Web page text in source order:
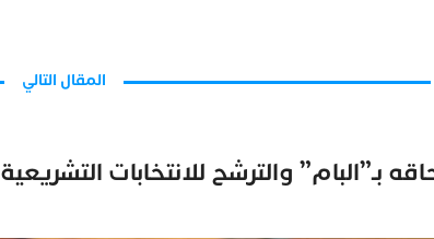
المقال التالي
بـ”البام” والترشح للانتخابات التشريعية